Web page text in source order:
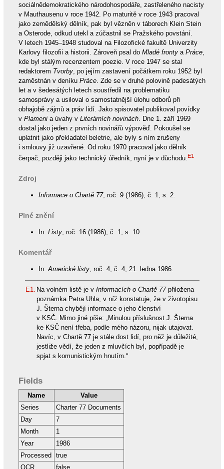
sociálnědemokratického národohospodáře, zastřeleného nacisty
v Mauthausenu v roce 1942. Po maturitě v roce 1943 pracoval
jako zemědělský dělník, pak byl vězněn v táborech Klein Stein
a Osterode, odkud utekl a zúčastnil se Pražského povstání.
V letech 1945–1948 studoval na Filozofické fakultě Univerzity
Karlovy filozofii a historii. Zároveň psal do Mladé frontya Práce,
kde byl stálým recenzentem poezie. V roce 1947 se stal
redaktorem Tvorby, po jejím zastavení počátkem roku 1952 byl
zaměstnán v deníku Práce. Zde se v druhé polovině padesátých
let a v šedesátých letech soustředil na problematiku
samosprávy a usiloval o samostatnější úlohu odborů při
obhajobě zájmů a práv lidí. Jako spisovatel publikoval povídky
v Plamenia úvahy v Literárních novinách. Dne 1. září 1969
dostal jako jeden z prvních novinářů výpověď. Pokoušel se
uplatnit jako překladatel beletrie, ale byly s ním zrušeny
i smlouvy již uzavřené. Od roku 1970 pracoval jako dělník
čerpač, později jako technický úředník, nyní je v důchodu.E1
Zdroj
Informace o Chartě 77, roč. 9 (1986), č. 1, s. 2.
Plné znění
In: Listy, roč. 16 (1986), č. 1, s. 10.
Komentář
In:Americké listy, roč. 4, č. 4, 21. ledna 1986.
E1. Na volném listě je v Informacích o Chartě 77přiložena
poznámka Petra Uhla, v níž konstatuje, že v životopisu
J. Šterna chybějí informace o jeho členství
v KSČ. Mimo jiné píše: „Minulou příslušnost J. Šterna
ke KSČ není třeba, podle mého názoru, nijak utajovat.
Navíc, v Chartě 77 je stále dost lidí, pro něž je důležité,
jestliže vědí, že jeden z mluvčích byl, popřípadě je
spjat s komunistickým hnutím.“
Fields
Name
Value
Series
Charter 77 Documents
Day
7
Month
1
Year
1986
Processed
true
OCR
false